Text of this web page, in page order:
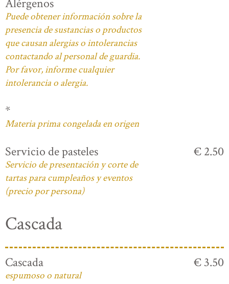
Alérgenos
Puede obtener información sobre la
presencia de sustancias o productos
que causan alergias o intolerancias
contactando al personal de guardia.
Por favor, informe cualquier
intolerancia o alergia.
*
Materia prima congelada en origen
Servicio de pasteles
Servicio de presentación y corte de
tartas para cumpleaños y eventos
(precio por persona)
€ 2.50
Cascada
Cascada
espumoso o natural
€ 3.50